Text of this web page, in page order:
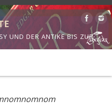
UND DER ANTIKE BIS ZUR